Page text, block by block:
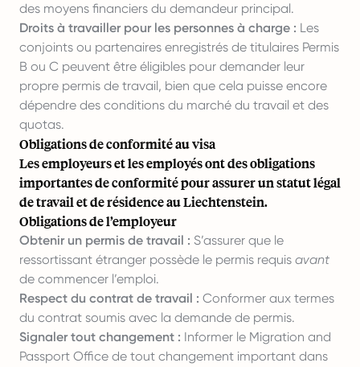
des moyens financiers du demandeur principal.
Droits à travailler pour les personnes à charge : Les
conjoints ou partenaires enregistrés de titulaires Permis
B ou C peuvent être éligibles pour demander leur
propre permis de travail, bien que cela puisse encore
dépendre des conditions du marché du travail et des
quotas.
Obligations de conformité au visa
Les employeurs et les employés ont des obligations
importantes de conformité pour assurer un statut légal
de travail et de résidence au Liechtenstein.
Obligations de l’employeur
Obtenir un permis de travail : S’assurer que le
ressortissant étranger possède le permis requis avant
de commencer l’emploi.
Respect du contrat de travail : Conformer aux termes
du contrat soumis avec la demande de permis.
Signaler tout changement : Informer le Migration and
Passport Office de tout changement important dans